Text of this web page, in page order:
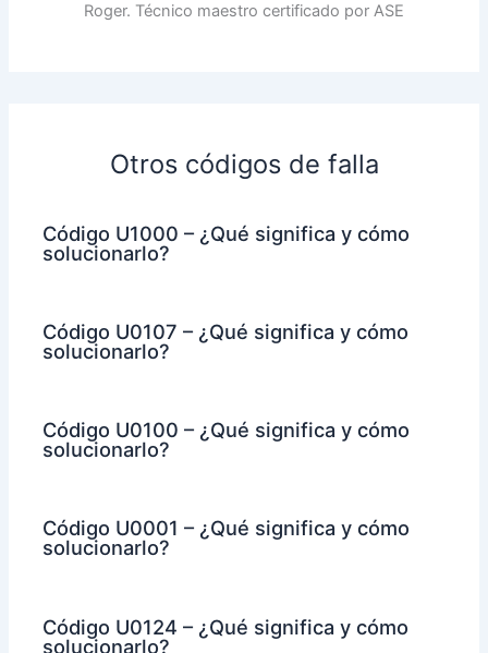
Roger. Técnico maestro certificado por ASE
Otros códigos de falla
Código U1000 – ¿Qué significa y cómo
solucionarlo?
Código U0107 – ¿Qué significa y cómo
solucionarlo?
Código U0100 – ¿Qué significa y cómo
solucionarlo?
Código U0001 – ¿Qué significa y cómo
solucionarlo?
Código U0124 – ¿Qué significa y cómo
solucionarlo?